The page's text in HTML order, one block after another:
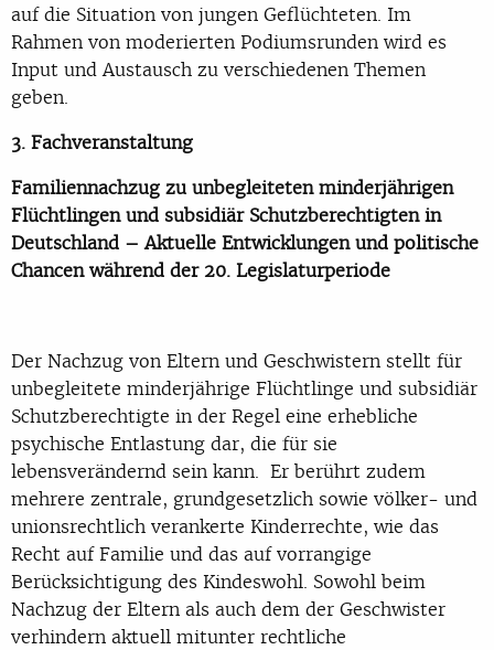
auf die Situation von jungen Geflüchteten. Im
Rahmen von moderierten Podiumsrunden wird es
Input und Austausch zu verschiedenen Themen
geben.
3. Fachveranstaltung
Familiennachzug zu unbegleiteten minderjährigen
Flüchtlingen und subsidiär Schutzberechtigtenin
Deutschland – Aktuelle Entwicklungen und politische
Chancen während der 20. Legislaturperiode
Der Nachzug von Eltern und Geschwistern stellt für
unbegleitete minderjährige Flüchtlinge und subsidiär
Schutzberechtigte in der Regel eine erhebliche
psychische Entlastung dar, die für sie
lebensverändernd sein kann. Er berührt zudem
mehrere zentrale, grundgesetzlich sowie völker- und
unionsrechtlich verankerte Kinderrechte, wie das
Recht auf Familie und das auf vorrangige
Berücksichtigung des Kindeswohl. Sowohl beim
Nachzug der Eltern als auch dem der Geschwister
verhindern aktuell mitunter rechtliche